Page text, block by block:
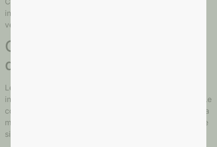
indique simplement l’ID de la publication que vous
venez de modifier. Il expire au bout d’un jour.
Contenu embarqué depuis
d’autres sites
Les articles de ce site peuvent inclure des contenus
intégrés (par exemple des vidéos, images, articles…). Le
contenu intégré depuis d’autres sites se comporte de la
même manière que si le visiteur se rendait sur cet autre
site.